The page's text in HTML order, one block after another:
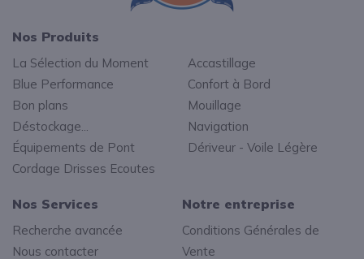
Nos Services
Recherche avancée
Nous contacter
Notre entreprise
Conditions Générales de
Vente
Nos Produits
La Sélection du Moment
Blue Performance
Bon plans
Déstockage...
Équipements de Pont
Cordage Drisses Ecoutes
Accastillage
Confort à Bord
Mouillage
Navigation
Dériveur - Voile Légère